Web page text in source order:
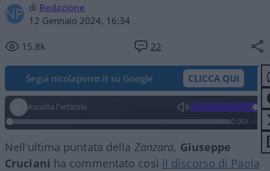
di Redazione
12 Gennaio 2024, 16:34
15.8k 22
Segui nicolaporro.it su Google CLICCA QUI
Ascolta l'articolo
0:00/--:--
Nell’ultima puntata della Zanzara, Giuseppe
Cruciani ha commentato così il discorso di Paola